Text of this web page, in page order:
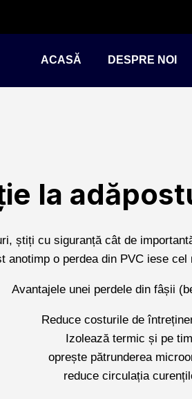
ACASĂ DESPRE NOI
la
știți cu siguranță cât de
anotimp o perdea din PVC iese cel
Avantajele unei perdele din fâșii
Reduce costurile de
Izolează termic și pe
oprește pătrunderea
reduce circulația